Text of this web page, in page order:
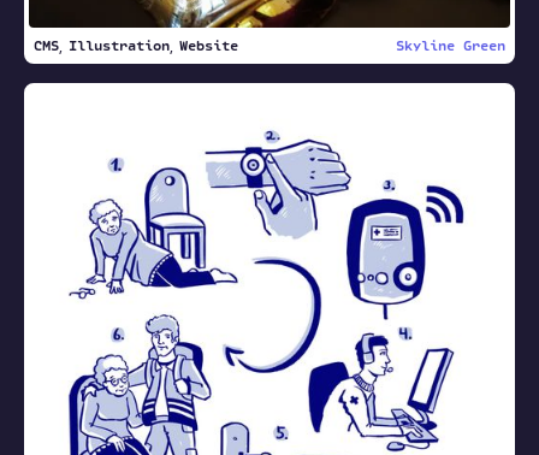
CMS Illustration Website Skyline Green